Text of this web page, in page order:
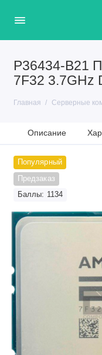
P36434-B21
7F32 3.7GHz
Главная Серверные
Описание
Популярный
Предзаказ
Баллы: 1134